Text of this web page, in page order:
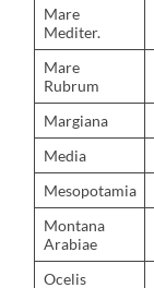
Mare
Mediter.
Mare
Rubrum
Margiana
Media
Mesopotamia
Montana
Arabiae
Ocelis